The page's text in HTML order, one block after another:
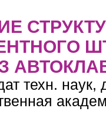
техн. наук,